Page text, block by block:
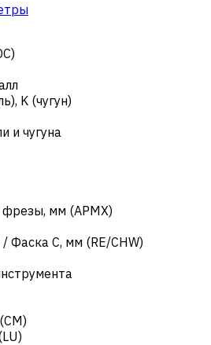
, K (чугун)
и чугуна
мм (APMX)
Фаска C, мм (RE/CHW)